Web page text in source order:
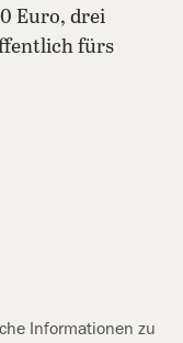
Euro, drei
fürs
teilenteilen
Informationen zu